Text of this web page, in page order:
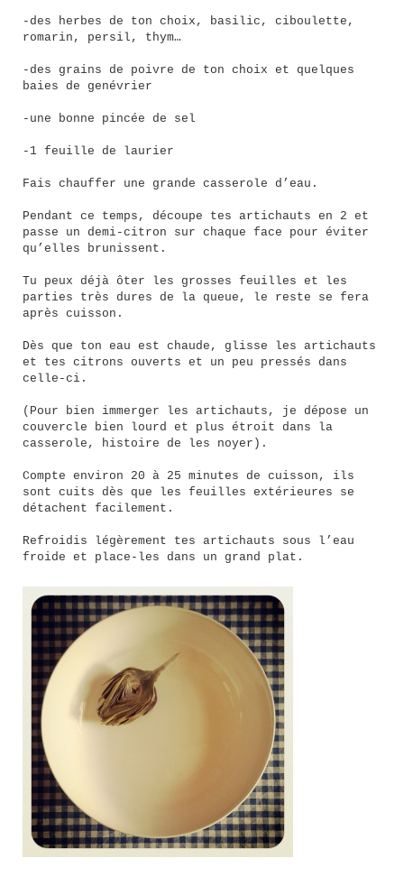
-des herbes de ton choix, basilic, ciboulette,
romarin, persil, thym…
-des grains de poivre de ton choix et quelques
baies de genévrier
-une bonne pincée de sel
-1 feuille de laurier
Fais chauffer une grande casserole d’eau.
Pendant ce temps, découpe tes artichauts en 2 et
passe un demi-citron sur chaque face pour éviter
qu’elles brunissent.
Tu peux déjà ôter les grosses feuilles et les
parties très dures de la queue, le reste se fera
après cuisson.
Dès que ton eau est chaude, glisse les artichauts
et tes citrons ouverts et un peu pressés dans
celle-ci.
(Pour bien immerger les artichauts, je dépose un
couvercle bien lourd et plus étroit dans la
casserole, histoire de les noyer).
Compte environ 20 à 25 minutes de cuisson, ils
sont cuits dès que les feuilles extérieures se
détachent facilement.
Refroidis légèrement tes artichauts sous l’eau
froide et place-les dans un grand plat.